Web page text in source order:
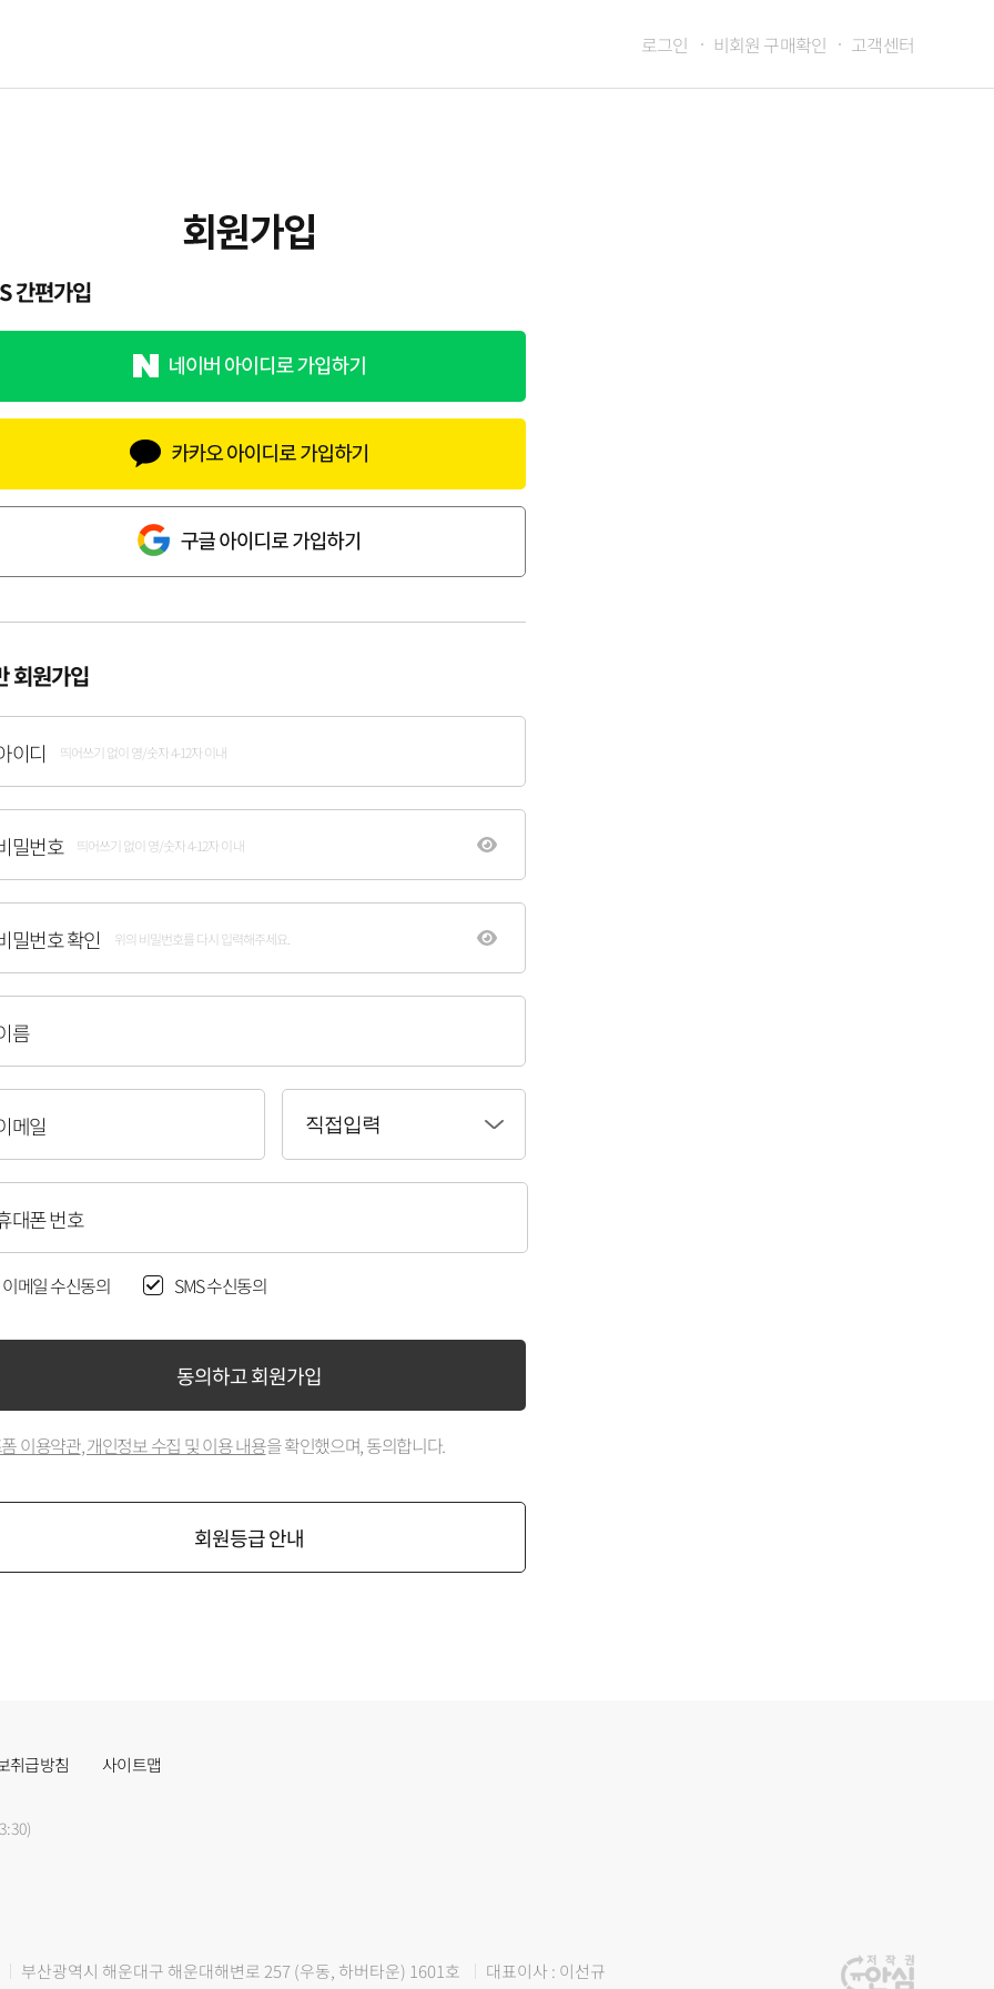
로그인 비회원 구매확인 고객센터
간편가입
회원가입
이디 띄어쓰기 없이 영/숫자 4-12자 이내
밀번호 띄어쓰기 없이 영/숫자 4-12자 이내
밀번호 확인 위의 비밀번호를 다시 입력해주세요.
름
메일 직접입력
대폰 번호
이메일 수신동의 SMS 수신동의
동의하고 회원가입
이용약관,개인정보 수집 및 이용 내용을 확인했으며, 동의합니다.
회원등급 안내
취급방침 사이트맵
부산광역시 해운대구 해운대해변로 257 (우동, 하버타운) 1601호 대표이사 : 이선규